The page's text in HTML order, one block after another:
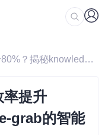
/ 如何让教育资源获取效率提升80%？揭秘knowledge-grab的智能解决方案
率提升
grab的智能